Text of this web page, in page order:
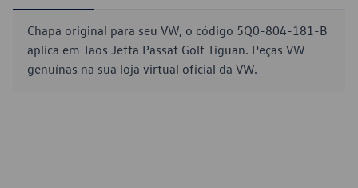
Chapa original para seu VW, o código 5Q0-804-181-B
aplica em Taos Jetta Passat Golf Tiguan. Peças VW
genuínas na sua loja virtual oficial da VW.